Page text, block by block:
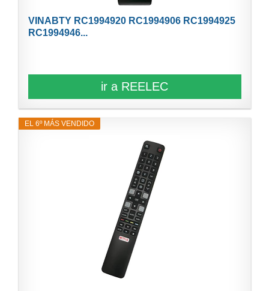
VINABTY RC1994920 RC1994906 RC1994925
RC1994946...
ir a REELEC
EL 6º MÁS VENDIDO